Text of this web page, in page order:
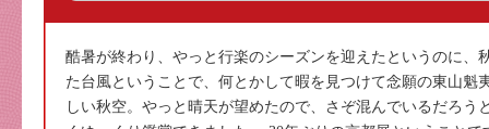
酷暑が終わり、やっと行楽のシーズンを迎えたというのに、
た台風ということで、何とかして暇を見つけて念願の東山魁
しい秋空。やっと晴天が望めたので、さぞ混んでいるだろう